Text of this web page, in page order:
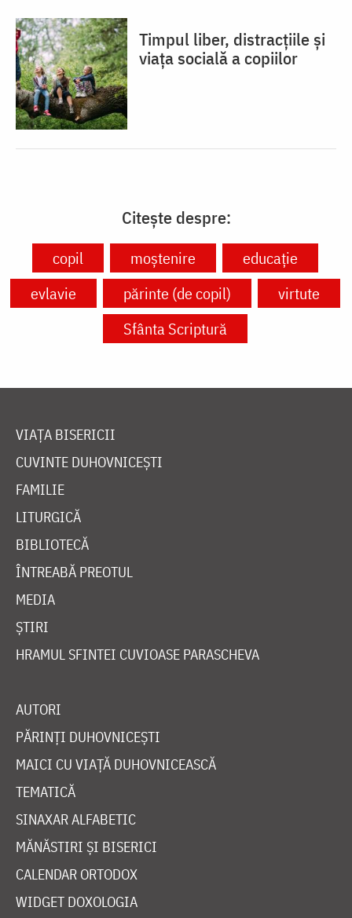
Timpul liber, distracțiile și
viața socială a copiilor
Citește despre:
copil moștenire
educație
evlavie
părinte (de copil)
virtute
Sfânta Scriptură
VIAȚA BISERICII
CUVINTE DUHOVNICEȘTI
FAMILIE
LITURGICĂ
BIBLIOTECĂ
ÎNTREABĂ PREOTUL
MEDIA
ȘTIRI
HRAMUL SFINTEI CUVIOASE PARASCHEVA
AUTORI
PĂRINȚI DUHOVNICEȘTI
MAICI CU VIAȚĂ DUHOVNICEASCĂ
TEMATICĂ
SINAXAR ALFABETIC
MĂNĂSTIRI ȘI BISERICI
CALENDAR ORTODOX
WIDGET DOXOLOGIA